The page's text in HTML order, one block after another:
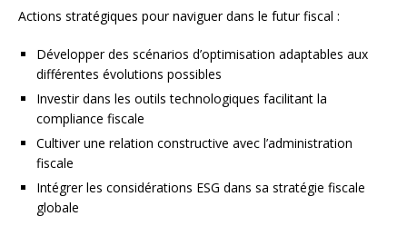
Actions stratégiques pour naviguer dans le futur fiscal :
Développer des scénarios d’optimisation adaptables aux
différentes évolutions possibles
Investir dans les outils technologiques facilitant la
compliance fiscale
Cultiver une relation constructive avec l’administration
fiscale
Intégrer les considérations ESG dans sa stratégie fiscale
globale